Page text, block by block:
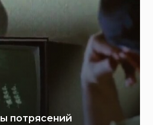
потрясений